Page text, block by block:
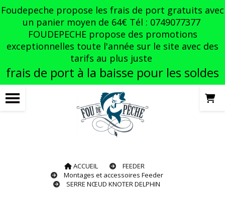
Foudepeche propose les frais de port gratuits avec
un panier moyen de 64€ Tél : 0749077377
FOUDEPECHE propose des promotions
exceptionnelles toute l'année sur le site avec des
tarifs au plus juste
frais de port à la baisse pour les soldes
ACCUEIL
FEEDER
Montages et accessoires Feeder
SERRE NŒUD KNOTER DELPHIN